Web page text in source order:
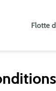
Flotte